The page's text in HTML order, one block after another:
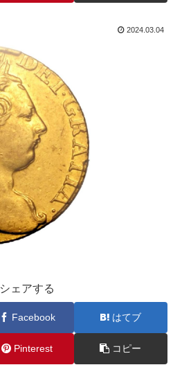
2024.03.04
シェアする
Facebook はてブ
Pinterest コピー